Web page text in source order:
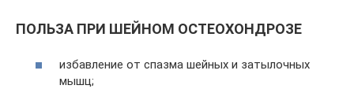
ПОЛЬЗА ПРИ ШЕЙНОМ ОСТЕОХОНДРОЗЕ
избавление от спазма шейных и затылочных
мышц;